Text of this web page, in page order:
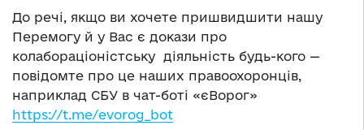
До речі, якщо ви хочете пришвидшити нашу
Перемогу й у Вас є докази про
колабораціоністську діяльність будь-кого —
повідомте про це наших правоохоронців,
наприклад СБУ в чат-боті «єВорог»
https://t.me/evorog_bot